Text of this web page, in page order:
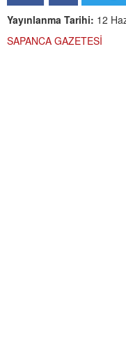
Yayınlanma Tarihi: 12
SAPANCA GAZETESİ